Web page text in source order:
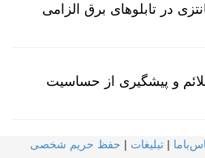
در تابلوهای برق الزامی
و پیشگیری از حساسیت
| تبلیغات | حفظ حریم شخصی